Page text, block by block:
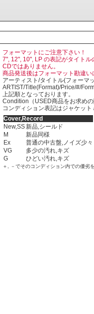
フォーマットにご注意下さい！
7", 12", 10", LP の表記がタイトル
CDではありません。
商品発送後はフォーマット勘違い
アーティスト/タイトル(フォーマ
ARTIST/Title(Format)/Price/#/
上記順となっております。
Condition（USED商品をお求めの
コンディション表記はジャケッ
Cover,Record
New,SS新品,シールド
M
新品同様
Ex
普通の中古盤,ノイズ少々
VG
多少の汚れ,キズ
G
ひどい汚れ,キズ
＋, －でそのコンディション内での優劣